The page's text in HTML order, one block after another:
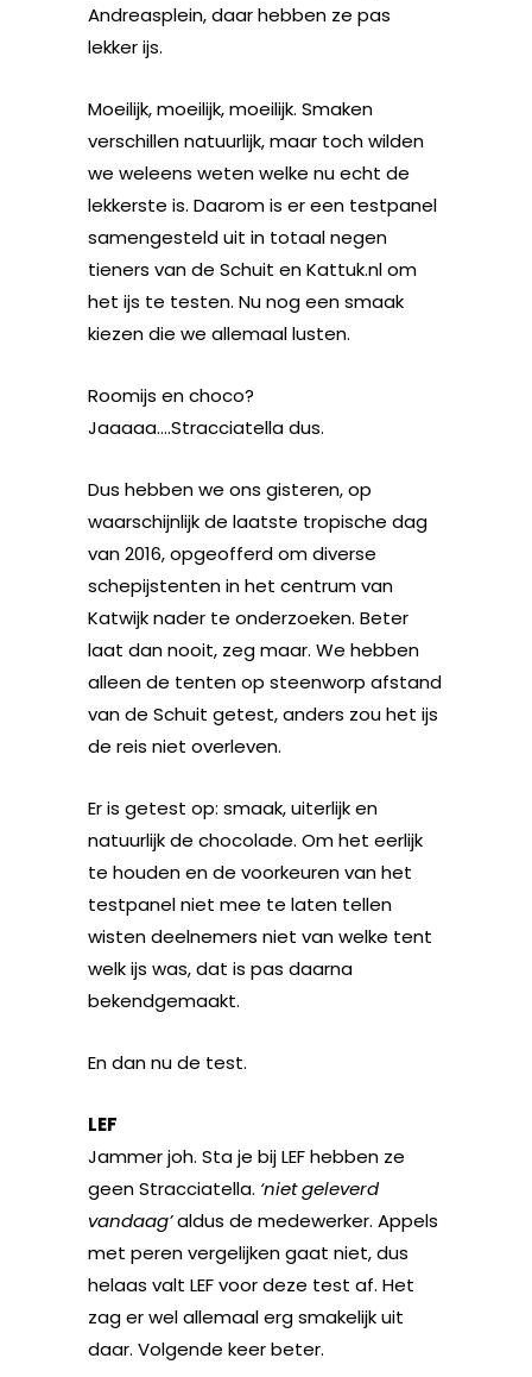
Andreasplein, daar hebben ze pas
lekker ijs.
Moeilijk, moeilijk, moeilijk. Smaken
verschillen natuurlijk, maar toch wilden
we weleens weten welke nu echt de
lekkerste is. Daarom is er een testpanel
samengesteld uit in totaal negen
tieners van de Schuit en Kattuk.nl om
het ijs te testen. Nu nog een smaak
kiezen die we allemaal lusten.
Roomijs en choco?
Jaaaaa….Stracciatella dus.
Dus hebben we ons gisteren, op
waarschijnlijk de laatste tropische dag
van 2016, opgeofferd om diverse
schepijstenten in het centrum van
Katwijk nader te onderzoeken. Beter
laat dan nooit, zeg maar. We hebben
alleen de tenten op steenworp afstand
van de Schuit getest, anders zou het ijs
de reis niet overleven.
Er is getest op: smaak, uiterlijk en
natuurlijk de chocolade. Om het eerlijk
te houden en de voorkeuren van het
testpanel niet mee te laten tellen
wisten deelnemers niet van welke tent
welk ijs was, dat is pas daarna
bekendgemaakt.
En dan nu de test.
LEF
Jammer joh. Sta je bij LEF hebben ze
geen Stracciatella. ‘niet geleverd
vandaag’aldus de medewerker. Appels
met peren vergelijken gaat niet, dus
helaas valt LEF voor deze test af. Het
zag er wel allemaal erg smakelijk uit
daar. Volgende keer beter.